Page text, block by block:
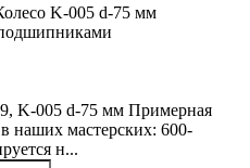
K-005 d-75 мм Примерная
наших мастерских: 600-
н...